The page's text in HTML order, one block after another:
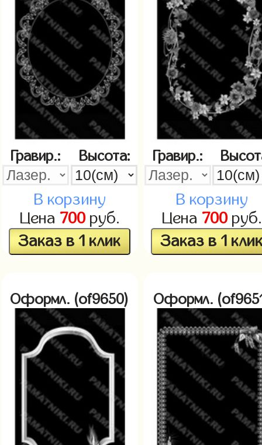
Гравир.: Высота:
В корзину
Цена 700руб.
Заказ в 1 клик
Гравир.:
В корзину
Цена 700руб.
Заказ в 1
Оформл. (of9650) Оформл.